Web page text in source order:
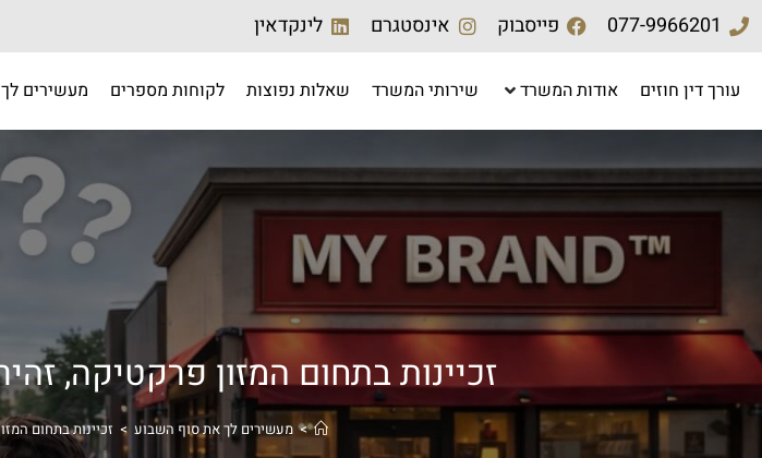
077-9966201 פייסבוק אינסטגרם לינקדאין
עורך דין חוזים אודות המשרד שירותי המשרד שאלות נפוצות לקוחות מספרים מעשירים
זכיינות בתחום המזון פרקטיקה,
> מעשירים לך את סוף השבוע > זכיינות בתחום